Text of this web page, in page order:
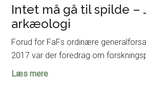
Intet må gå til spilde –
arkæologi
Forud for FaFs ordinære
2017 var der foredrag om
Læs mereIntet